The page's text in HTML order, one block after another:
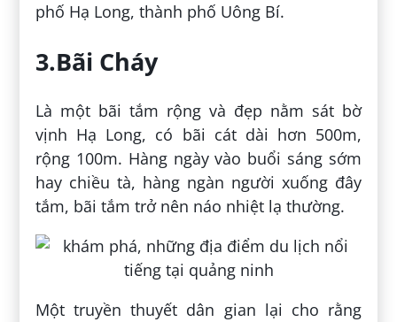
phố Hạ Long, thành phố Uông Bí.
3.Bãi Cháy
Là một bãi tắm rộng và đẹp nằm sát bờ
vịnh Hạ Long, có bãi cát dài hơn 500m,
rộng 100m. Hàng ngày vào buổi sáng sớm
hay chiều tà, hàng ngàn người xuống đây
tắm, bãi tắm trở nên náo nhiệt lạ thường.
Một truyền thuyết dân gian lại cho rằng